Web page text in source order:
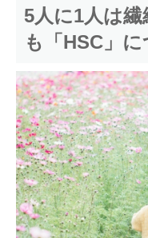
5人に1人は
も「HSC」